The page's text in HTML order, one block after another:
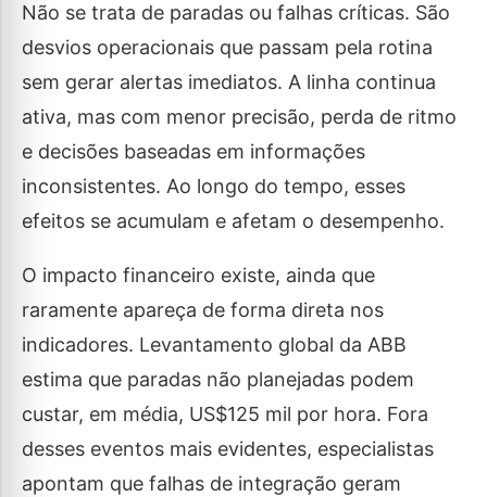
Não se trata de paradas ou falhas críticas. São
desvios operacionais que passam pela rotina
sem gerar alertas imediatos. A linha continua
ativa, mas com menor precisão, perda de ritmo
e decisões baseadas em informações
inconsistentes. Ao longo do tempo, esses
efeitos se acumulam e afetam o desempenho.
O impacto financeiro existe, ainda que
raramente apareça de forma direta nos
indicadores. Levantamento global da ABB
estima que paradas não planejadas podem
custar, em média, US$125 mil por hora. Fora
desses eventos mais evidentes, especialistas
apontam que falhas de integração geram